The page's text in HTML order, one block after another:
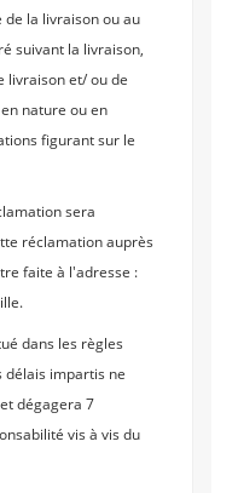
de la livraison ou au
suivant la livraison,
livraison et/ ou de
nature ou en
figurant sur le
sera
réclamation auprès
faite à l'adresse :
dans les règles
délais impartis ne
dégagera 7
vis à vis du